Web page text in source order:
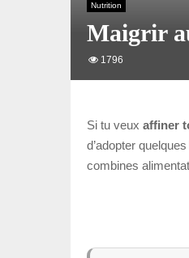
Nutrition
Maigrir
1796
Si tu veux affiner
d’adopter
combines